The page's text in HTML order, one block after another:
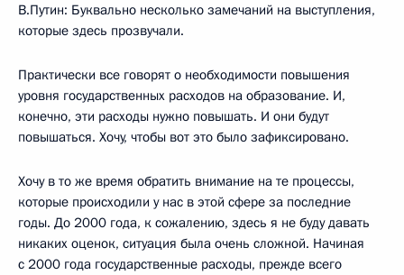
В.Путин: Буквально несколько замечаний на выступления,
которые здесь прозвучали.
Практически все говорят о необходимости повышения
уровня государственных расходов на образование. И,
конечно, эти расходы нужно повышать. И они будут
повышаться. Хочу, чтобы вот это было зафиксировано.
Хочу в то же время обратить внимание на те процессы,
которые происходили у нас в этой сфере за последние
годы. До 2000 года, к сожалению, здесь я не буду давать
никаких оценок, ситуация была очень сложной. Начиная
с 2000 года государственные расходы, прежде всего